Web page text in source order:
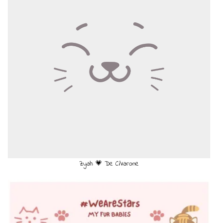
Zyah 💗 De Ci'Varone